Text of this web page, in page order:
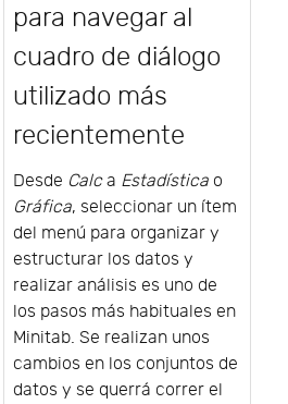
para navegar al
cuadro de diálogo
utilizado más
recientemente
Desde Calca Estadística o
Gráfica, seleccionar un ítem
del menú para organizar y
estructurar los datos y
realizar análisis es uno de
los pasos más habituales en
Minitab. Se realizan unos
cambios en los conjuntos de
datos y se querrá correr el